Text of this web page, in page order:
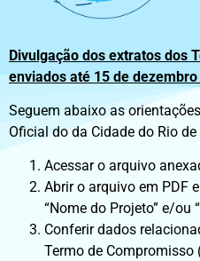
Divulgação dos extratos dos
enviados até 15 de
Seguem abaixo as
Oficial do da Cidade do Rio
Acessar o arquivo
Abrir o arquivo em PDF
“Nome do Projeto” e/ou
Conferir dados
Termo de Compromisso